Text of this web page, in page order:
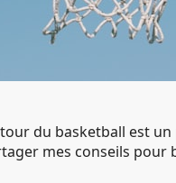
du basketball est
mes conseils